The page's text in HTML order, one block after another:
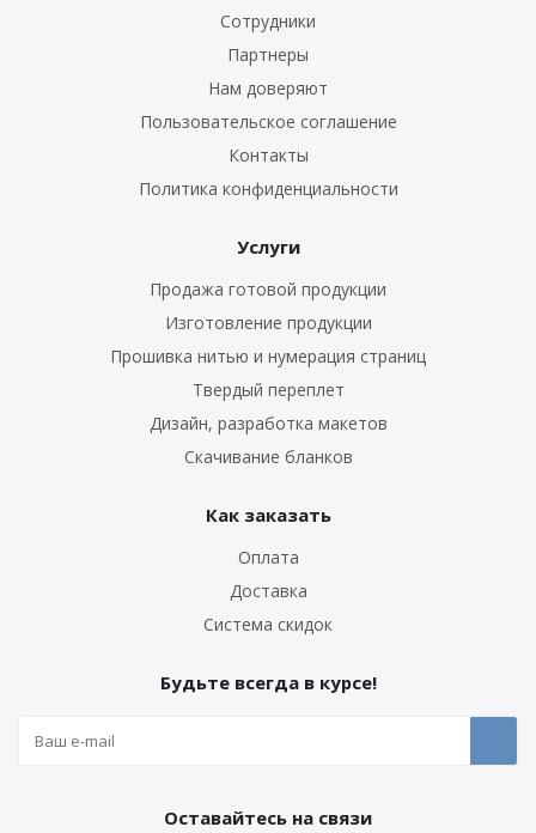
Сотрудники
Партнеры
Нам доверяют
Пользовательское соглашение
Контакты
Политика конфиденциальности
Услуги
Продажа готовой продукции
Изготовление продукции
Прошивка нитью и нумерация страниц
Твердый переплет
Дизайн, разработка макетов
Скачивание бланков
Как заказать
Оплата
Доставка
Система скидок
Будьте всегда в курсе!
Оставайтесь на связи